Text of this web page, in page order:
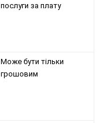
послуги за плату
Може бути тільки
грошовим